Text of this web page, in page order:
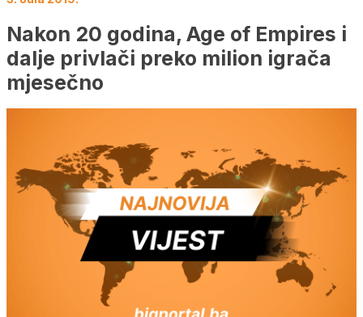
Nakon 20 godina, Age of Empires i
dalje privlači preko milion igrača
mjesečno